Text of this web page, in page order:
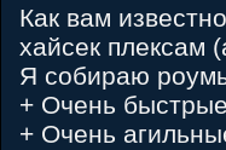
Как вам
хайсек плексам
Я собираю
+ Очень быстрые
+ Очень